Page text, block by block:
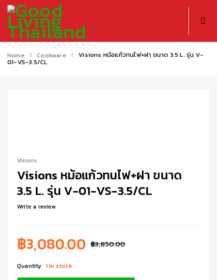
Home Cookware Visions หม้อแก้วทนไฟ+ฝา ขนาด 3.5 L. รุ่น V-
01-VS-3.5/CL
Visions
Visions หม้อแก้วทนไฟ+ฝา ขนาด
3.5 L. รุ่น V-01-VS-3.5/CL
Write a review
฿3,850.00
฿3,080.00
Quantity 1 in stock